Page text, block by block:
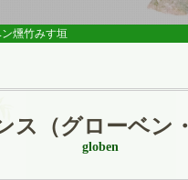
燻竹みす垣
ス（グローベン
globen